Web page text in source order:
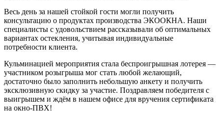
Весь день за нашей стойкой гости могли получить
консультацию о продуктах производства ЭКООКНА. Наши
специалисты с удовольствием рассказывали об оптимальных
вариантах остекления, учитывая индивидуальные
потребности клиента.
Кульминацией мероприятия стала беспроигрышная лотерея —
участником розыгрыша мог стать любой желающий,
достаточно было заполнить небольшую анкету и получить
эксклюзивную скидку за участие. Поздравляем победителя с
выигрышем и ждём в нашем офисе для вручения сертификата
на окно-ПВХ!